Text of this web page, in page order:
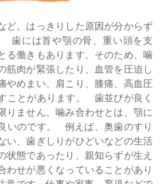
ど。はっきりした原因が分からず
歯には首や顎の骨、重い頭を支
る働きもあります。そのため、噛
筋肉が緊張したり、血管を圧迫し
やめまい、肩こり、膝痛、高血圧
ことがあります。 歯並びが良く
りません。噛み合わせとは、顎に
いのです。 例えば、奥歯のすり
い、歯ぎしりがひどいなどの生活
状態であったり、親知らずが生え
わせが悪くなっていることがあり